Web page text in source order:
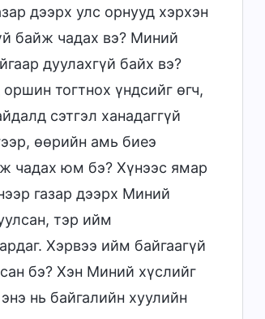
дээрх улс орнууд хэрхэн
байж чадах вэ? Миний
дуулахгүй байх вэ?
тогтнох үндсийг өгч,
сэтгэл ханадаггүй
өөрийн амь биеэ
чадах юм бэ? Хүнээс ямар
газар дээрх Миний
тэр ийм
Хэрвээ ийм байгаагүй
бэ? Хэн Миний хүслийг
нь байгалийн хуулийн